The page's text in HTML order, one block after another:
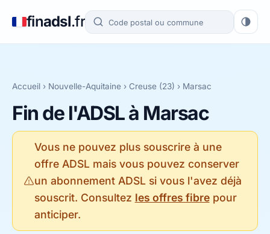
finadsl.fr
Accueil › Nouvelle-Aquitaine › Creuse (23) › Marsac
Fin de l'ADSL à Marsac
Vous ne pouvez plus souscrire à une
offre ADSL mais vous pouvez conserver
un abonnement ADSL si vous l'avez déjà
souscrit. Consultez les offres fibrepour
anticiper.